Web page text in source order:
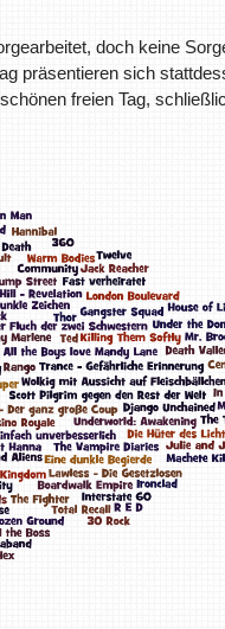
doch keine
präsentieren sich
freien Tag,